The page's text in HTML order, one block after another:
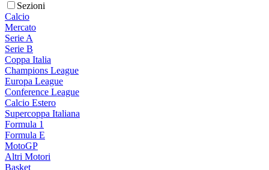
Sezioni
Calcio
Mercato
Serie A
Serie B
Coppa Italia
Champions League
Europa League
Conference League
Calcio Estero
Supercoppa Italiana
Formula 1
Formula E
MotoGP
Altri Motori
Basket